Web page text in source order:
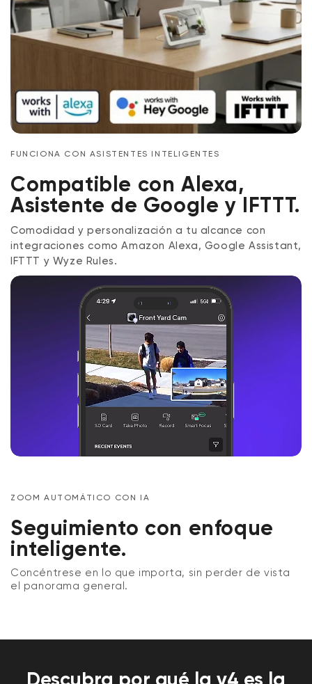
FUNCIONA CON ASISTENTES INTELIGENTES
Compatible con Alexa,
Asistente de Google y IFTTT.
Comodidad y personalización a tu alcance con
integraciones como Amazon Alexa, Google Assistant,
IFTTT y Wyze Rules.
ZOOM AUTOMÁTICO CON IA
Seguimiento con enfoque
inteligente.
Concéntrese en lo que importa, sin perder de vista
el panorama general.
Descubra por qué la v4 es la